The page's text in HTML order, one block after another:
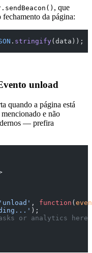
, que
da página:
. stringify(data));
unload
quando a página está
e não
— prefira
'unload' , function (
);
or analytics here